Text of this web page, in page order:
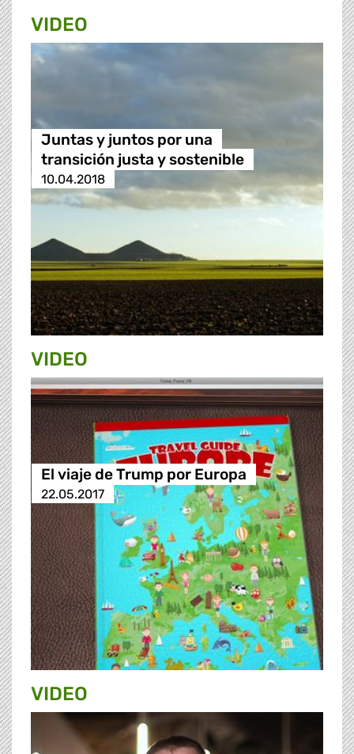
VIDEO
Juntas y juntos por una
transición justa y sostenible
10.04.2018
VIDEO
El viaje de Trump por Europa
22.05.2017
VIDEO